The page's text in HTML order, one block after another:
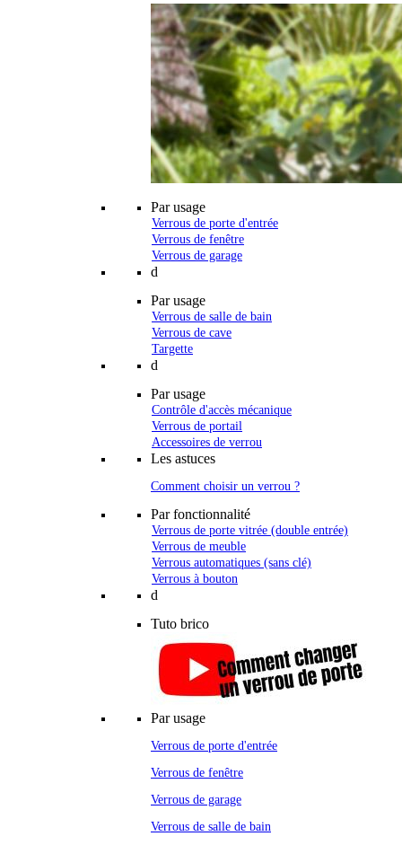
Par usage
Verrous de porte d'entrée
Verrous de fenêtre
Verrous de garage
d
Par usage
Verrous de salle de bain
Verrous de cave
Targette
d
Par usage
Contrôle d'accès mécanique
Verrous de portail
Accessoires de verrou
Les astuces
Comment choisir un verrou ?
Par fonctionnalité
Verrous de porte vitrée (double entrée)
Verrous de meuble
Verrous automatiques (sans clé)
Verrous à bouton
d
Tuto brico
Par usage
Verrous de porte d'entrée
Verrous de fenêtre
Verrous de garage
Verrous de salle de bain